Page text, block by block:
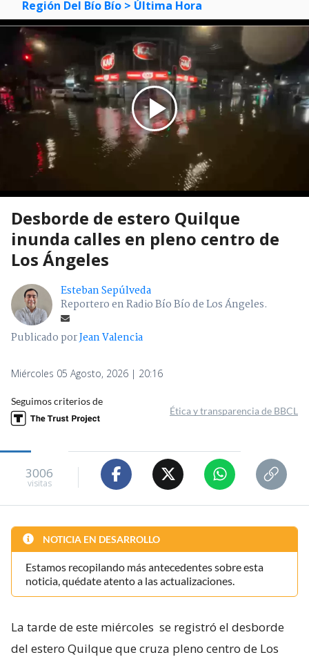
Región Del Bío Bío > Última Hora
Desborde de estero Quilque
inunda calles en pleno centro de
Los Ángeles
Esteban Sepúlveda
Reportero en Radio Bío Bío de Los Ángeles.
Publicado porJean Valencia
Miércoles 05 Agosto, 2026 | 20:16
Seguimos criterios de
Ética y transparencia de BBCL
3006
visitas
NOTICIA EN DESARROLLO
Estamos recopilando más antecedentes sobre esta
noticia, quédate atento a las actualizaciones.
La tarde de este miércoles se registró el desborde
del estero Quilque que cruza pleno centro de Los